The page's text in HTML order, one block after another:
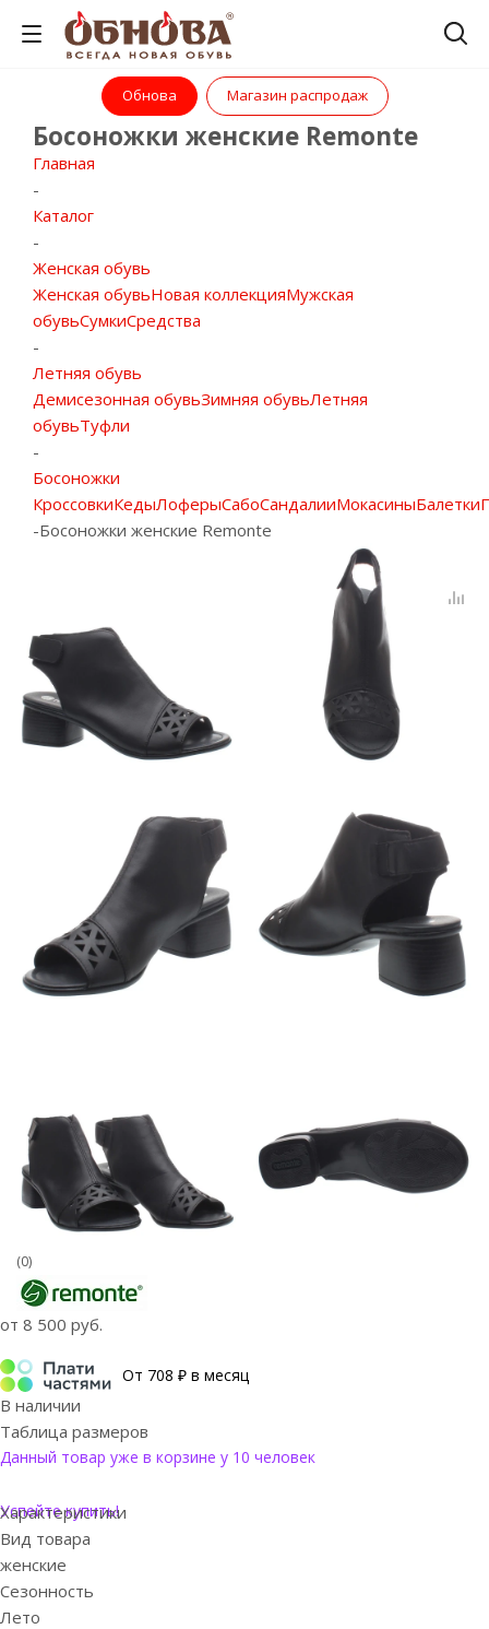
Обнова Магазин распродаж
Босоножки женские Remonte
Главная
-
Каталог
-
Женская обувь
Женская обувьНовая коллекцияМужская
обувьСумкиСредства
-
Летняя обувь
Демисезонная обувьЗимняя обувьЛетняя
обувьТуфли
-
Босоножки
КроссовкиКедыЛоферыСабоСандалииМокасиныБалетки
-Босоножки женские Remonte
(0)
от 8 500 руб.
От 708 ₽ в месяц
В наличии
Таблица размеров
Данный товар уже в корзине у 10 человек
Успейте купить!
Характеристики
Вид товара
женские
Сезонность
Лето